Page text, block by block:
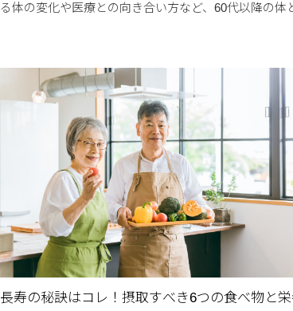
る体の変化や医療との向き合い方など、60代以降の体
長寿の秘訣はコレ！摂取すべき6つの食べ物と